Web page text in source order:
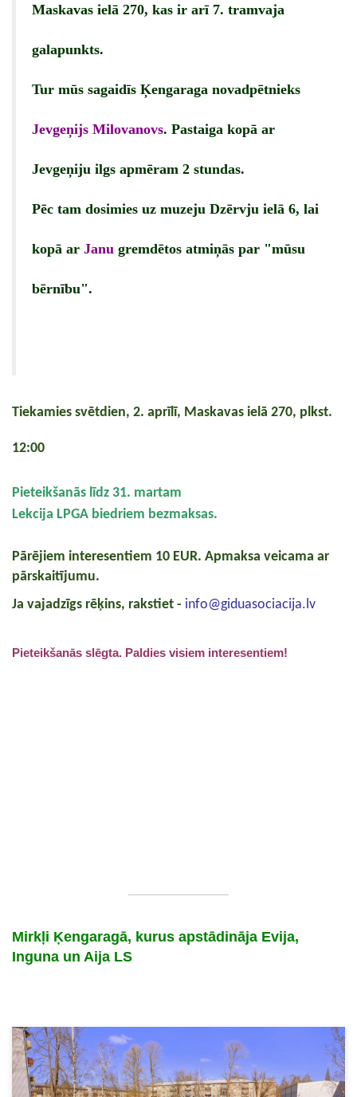
Maskavas ielā 270, kas ir arī 7. tramvaja
galapunkts.
Tur mūs sagaidīs Ķengaraga novadpētnieks
Jevgeņijs Milovanovs. Pastaiga kopā ar
Jevgeņiju ilgs apmēram 2 stundas.
Pēc tam dosimies uz muzeju Dzērvju ielā 6, lai
kopā ar Janu gremdētos atmiņās par "mūsu
bērnību".
Tiekamies svētdien, 2. aprīlī, Maskavas ielā 270, plkst.
12:00
Pieteikšanās līdz 31. martam
Lekcija LPGA biedriem bezmaksas.
Pārējiem interesentiem 10 EUR. Apmaksa veicama ar
pārskaitījumu.
Ja vajadzīgs rēķins, rakstiet - info@giduasociacija.lv
Pieteikšanās slēgta. Paldies visiem interesentiem!
Mirkļi Ķengaragā, kurus apstādināja Evija,
Inguna un Aija LS